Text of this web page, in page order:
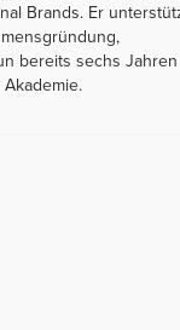
Brands. Er
bereits sechs Jahren